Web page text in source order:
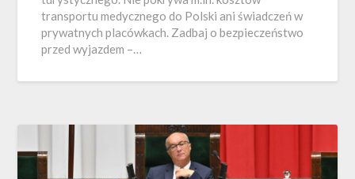
transportu medycznego do Polski ani świadczeń w
prywatnych placówkach. Zadbaj o bezpieczeństwo
przed wyjazdem –…